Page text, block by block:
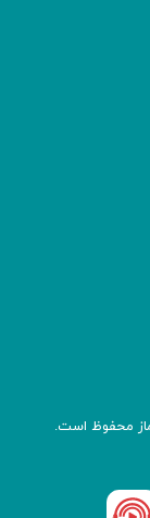
محفوظ است.